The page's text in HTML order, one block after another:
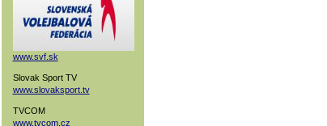
www.svf.sk
Slovak Sport TV
www.slovaksport.tv
TVCOM
www.tvcom.cz